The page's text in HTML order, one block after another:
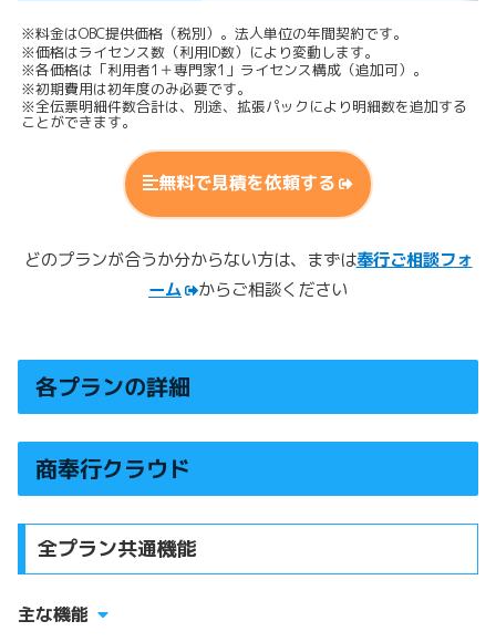
※料金はOBC提供価格（税別）。法人単位の年間契約です。
※価格はライセンス数（利用ID数）により変動します。
※各価格は「利用者1＋専門家1」ライセンス構成（追加可）。
※初期費用は初年度のみ必要です。
※全伝票明細件数合計は、別途、拡張パックにより明細数を追加する
ことができます。
無料で見積を依頼する
どのプランが合うか分からない方は、まずは奉行ご相談フォ
ーム
からご相談ください
各プランの詳細
商奉行クラウド
全プラン共通機能
主な機能